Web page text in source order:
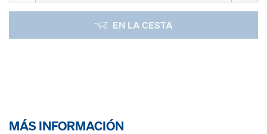
EN LA CESTA
MÁS INFORMACIÓN